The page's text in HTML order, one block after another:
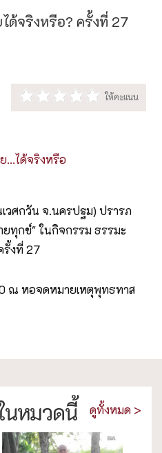
ด้จริงหรือ? ครั้งที่ 27
...ได้จริงหรือ
ศกวัน จ.นครปฐม) ปรารภ
ทุกข์" ในกิจกรรม ธรรมะ
รั้งที่ 27
ณ หอจดหมายเหตุพุทธทาส
นหมวดนี้ ดูทั้งหมด >